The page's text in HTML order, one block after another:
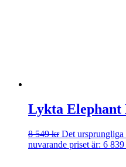
Lykta Elephant
8 549kr Det ursprungliga
nuvarande priset är: 6 839